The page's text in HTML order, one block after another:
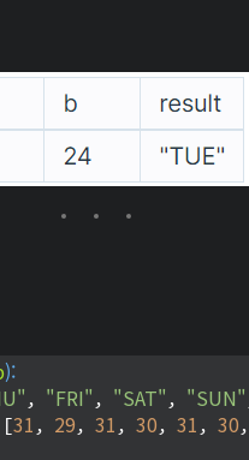
):
, "FRI" , "SAT" , "SUN"
31 , 29 , 31 , 30 , 31 , 30 ,